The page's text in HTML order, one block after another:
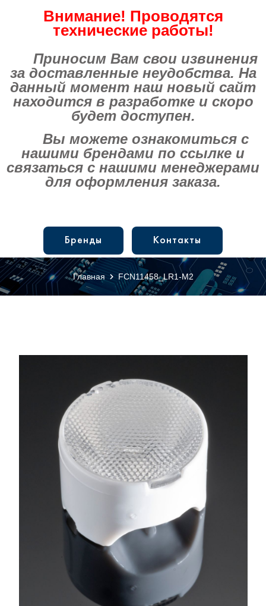
Внимание! Проводятся
технические работы!
Приносим Вам свои извинения
за доставленные неудобства. На
данный момент наш новый сайт
находится в разработке и скоро
будет доступен.
Вы можете ознакомиться с
нашими брендами по ссылке и
связаться с нашими менеджерами
для оформления заказа.
Бренды Контакты
Главная FCN11458_LR1-M2